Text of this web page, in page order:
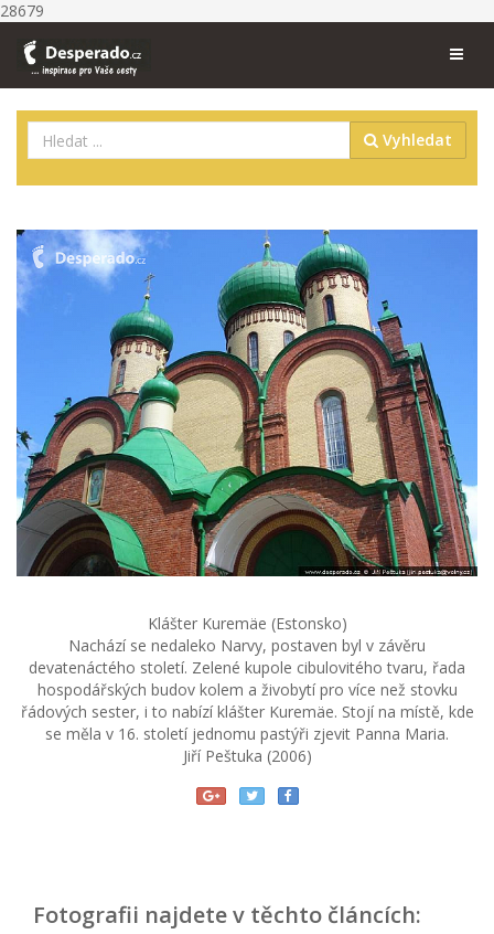
28679
Vyhledat
Klášter Kuremäe (Estonsko)
Nachází se nedaleko Narvy, postaven byl v závěru
devatenáctého století. Zelené kupole cibulovitého tvaru, řada
hospodářských budov kolem a živobytí pro více než stovku
řádových sester, i to nabízí klášter Kuremäe. Stojí na místě, kde
se měla v 16. století jednomu pastýři zjevit Panna Maria.
Jiří Peštuka (2006)
Fotografii najdete v těchto článcích: